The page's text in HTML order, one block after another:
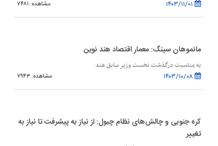
مشاهده: ۷۴۸۱
مانموهان سینگ: معمار اقتصاد هند نوین
به مناسبت درگذشت نخست وزیر سابق هند
مشاهده: ۷۹۴۳
کره جنوبی و چالش‌های نظام چبول: از نیاز به پیشرفت تا نیاز به
تغییر